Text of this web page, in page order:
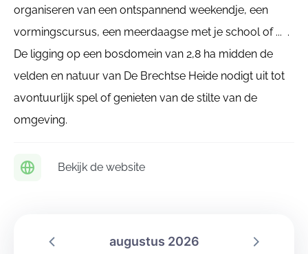
organiseren van een ontspannend weekendje, een
vormingscursus, een meerdaagse met je school of ... .
De ligging op een bosdomein van 2,8 ha midden de
velden en natuur van De Brechtse Heide nodigt uit tot
avontuurlijk spel of genieten van de stilte van de
omgeving.
Bekijk de website
augustus 2026